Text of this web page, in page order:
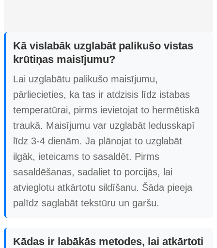
Kā vislabāk uzglabāt palikušo vistas
krūtiņas maisījumu?
Lai uzglabātu palikušo maisījumu,
pārliecieties, ka tas ir atdzisis līdz istabas
temperatūrai, pirms ievietojat to hermētiskā
traukā. Maisījumu var uzglabāt ledusskapī
līdz 3-4 dienām. Ja plānojat to uzglabāt
ilgāk, ieteicams to sasaldēt. Pirms
sasaldēšanas, sadaliet to porcijās, lai
atvieglotu atkārtotu sildīšanu. Šāda pieeja
palīdz saglabāt tekstūru un garšu.
Kādas ir labākās metodes, lai atkārtoti